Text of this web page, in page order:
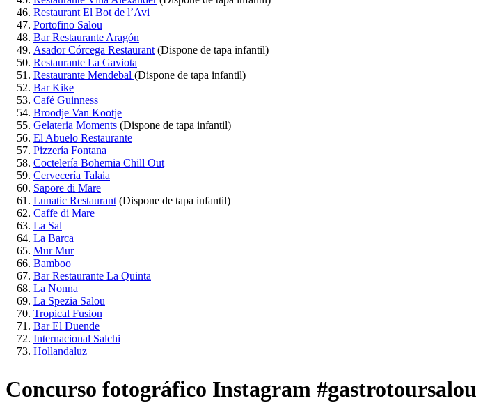
Restaurant El Bot de l’Avi
Portofino Salou
Bar Restaurante Aragón
Asador Córcega Restaurant (Dispone de tapa infantil)
Restaurante La Gaviota
Restaurante Mendebal (Dispone de tapa infantil)
Bar Kike
Café Guinness
Broodje Van Kootje
Gelateria Moments (Dispone de tapa infantil)
El Abuelo Restaurante
Pizzería Fontana
Coctelería Bohemia Chill Out
Cervecería Talaia
Sapore di Mare
Lunatic Restaurant (Dispone de tapa infantil)
Caffe di Mare
La Sal
La Barca
Mur Mur
Bamboo
Bar Restaurante La Quinta
La Nonna
La Spezia Salou
Tropical Fusion
Bar El Duende
Internacional Salchi
Hollandaluz
Concurso fotográfico Instagram #gastrotoursalou